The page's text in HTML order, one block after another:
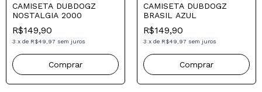
CAMISETA DUBDOGZ
NOSTALGIA 2000
R$149,90
3 x de R$49,97 sem juros
Comprar
CAMISETA DUBDOGZ
BRASIL AZUL
R$149,90
3 x de R$49,97 sem juros
Comprar